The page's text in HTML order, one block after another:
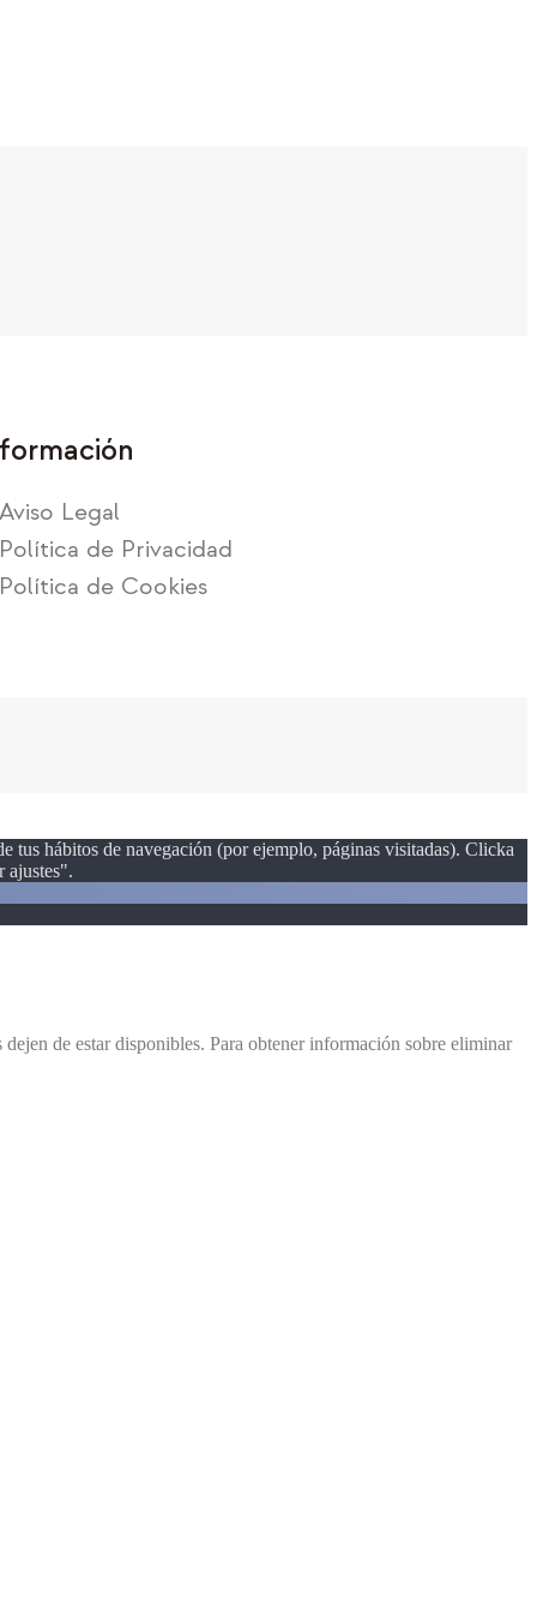
Aviso Legal
Política de Privacidad
Política de Cookies
tus hábitos de navegación (por ejemplo, páginas visitadas). Clicka
ajustes".
de estar disponibles. Para obtener información sobre eliminar